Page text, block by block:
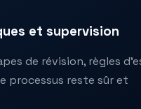
et supervision
de révision, règles
processus reste sûr et